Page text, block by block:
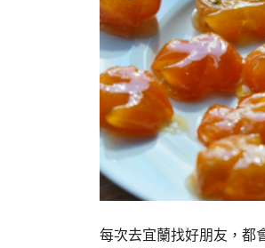
每次去宜蘭找好朋友，都